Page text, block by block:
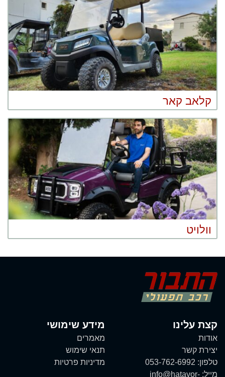
קלאב קאר
וולויט
קצת עלינו
אודות
יצירת קשר
טלפון: 053-762-6992
מייל: info@hatavor-
מידע שימושי
מאמרים
תנאי שימוש
מדיניות פרטיות